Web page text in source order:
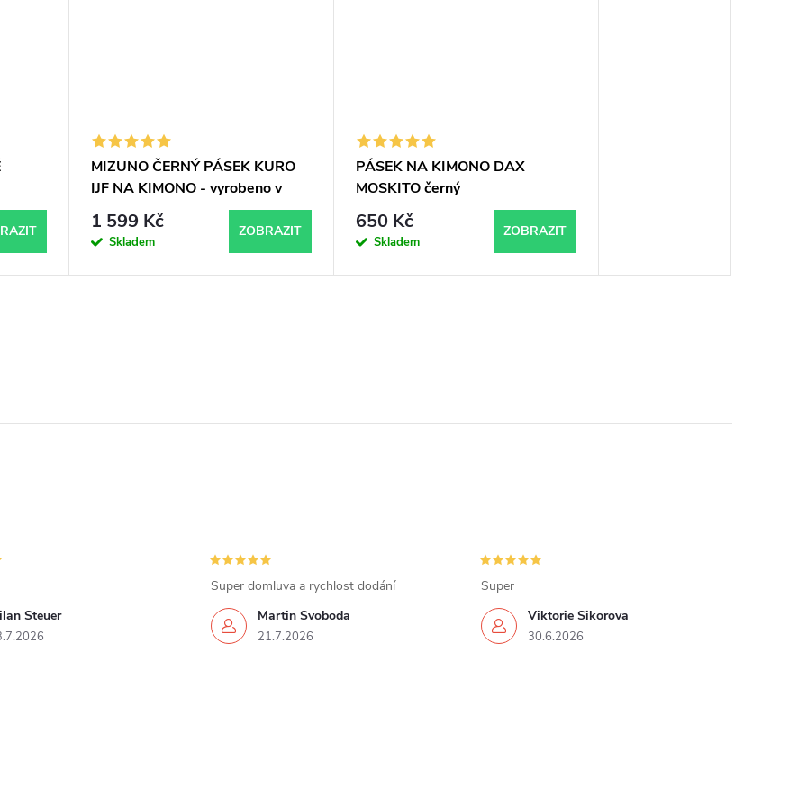
MIZUNO ČERNÝ PÁSEK KURO
IJF NA KIMONO - vyrobeno v
Japonsku
1 599 Kč
Skladem
ZOBRAZIT
PÁSEK NA KIMONO DAX
MOSKITO černý
650 Kč
Skladem
ZOBRAZIT
Steuer Martin Svoboda
21.7.2026
Super domluva a rychlost dodání
Viktorie Sikorova
30.6.2026
Super